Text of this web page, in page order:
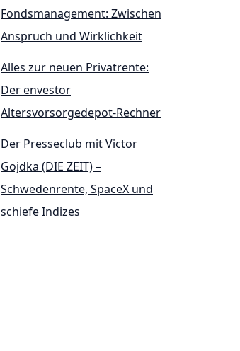
Fondsmanagement: Zwischen
Anspruch und Wirklichkeit
Alles zur neuen Privatrente:
Der envestor
Altersvorsorgedepot-Rechner
Der Presseclub mit Victor
Gojdka (DIE ZEIT) –
Schwedenrente, SpaceX und
schiefe Indizes